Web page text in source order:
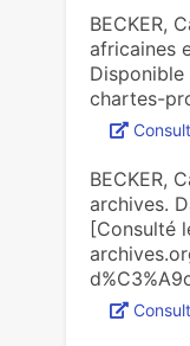
BECKER,
africaines
chartes-
BECKER,
archives.
[Consulté